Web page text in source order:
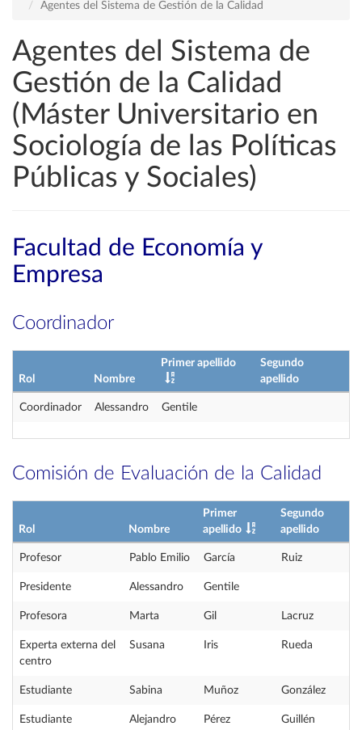
Agentes del Sistema de Gestión de la Calidad
Agentes del Sistema de
Gestión de la Calidad
(Máster Universitario en
Sociología de las Políticas
Públicas y Sociales)
Facultad de Economía y
Empresa
Coordinador
Rol Nombre
Primer apellido
Segundo
apellido
Coordinador Alessandro Gentile
Comisión de Evaluación de la Calidad
Rol Nombre
Primer
apellido
Segundo
apellido
Profesor Pablo Emilio García Ruiz
Presidente Alessandro Gentile
Profesora Marta Gil Lacruz
Experta externa del
centro
Susana Iris Rueda
Estudiante Sabina Muñoz González
Estudiante Alejandro Pérez Guillén